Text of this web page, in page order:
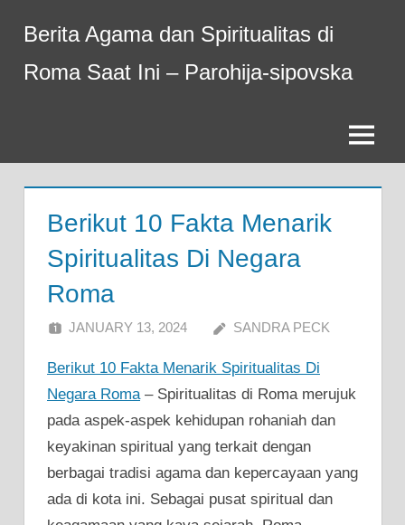
content
Berita Agama dan Spiritualitas di
Roma Saat Ini – Parohija-sipovska
Menu
Berikut 10 Fakta Menarik
Spiritualitas Di Negara
Roma
JANUARY 13, 2024 SANDRA PECK
Berikut 10 Fakta Menarik Spiritualitas Di
Negara Roma– Spiritualitas di Roma merujuk
pada aspek-aspek kehidupan rohaniah dan
keyakinan spiritual yang terkait dengan
berbagai tradisi agama dan kepercayaan yang
ada di kota ini. Sebagai pusat spiritual dan